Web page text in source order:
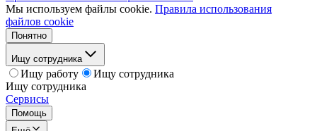
Мы используем файлы cookie. Правила использования
файлов cookie
Понятно
Ищу сотрудника
Ищу работу
Ищу сотрудника
Ищу сотрудника
Сервисы
Помощь